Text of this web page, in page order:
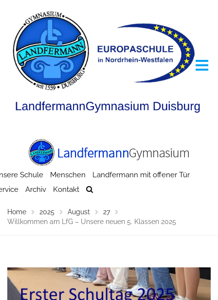
Schule Menschen
Landfermann mit offener Tür
Archiv Kontakt
Home 2025 August
27
Willkommen am LfG – Unsere neuen 5. Klassen 2025